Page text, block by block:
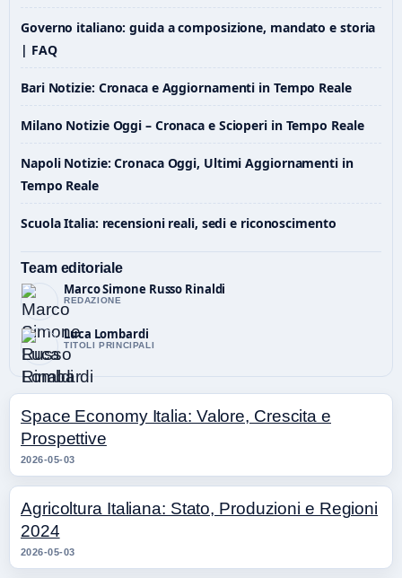
Governo italiano: guida a composizione, mandato e storia
| FAQ
Bari Notizie: Cronaca e Aggiornamenti in Tempo Reale
Milano Notizie Oggi – Cronaca e Scioperi in Tempo Reale
Napoli Notizie: Cronaca Oggi, Ultimi Aggiornamenti in
Tempo Reale
Scuola Italia: recensioni reali, sedi e riconoscimento
Team editoriale
Marco Simone Russo Rinaldi
REDAZIONE
Luca Lombardi
TITOLI PRINCIPALI
Space Economy Italia: Valore, Crescita e
Prospettive
2026-05-03
Agricoltura Italiana: Stato, Produzioni e Regioni
2024
2026-05-03